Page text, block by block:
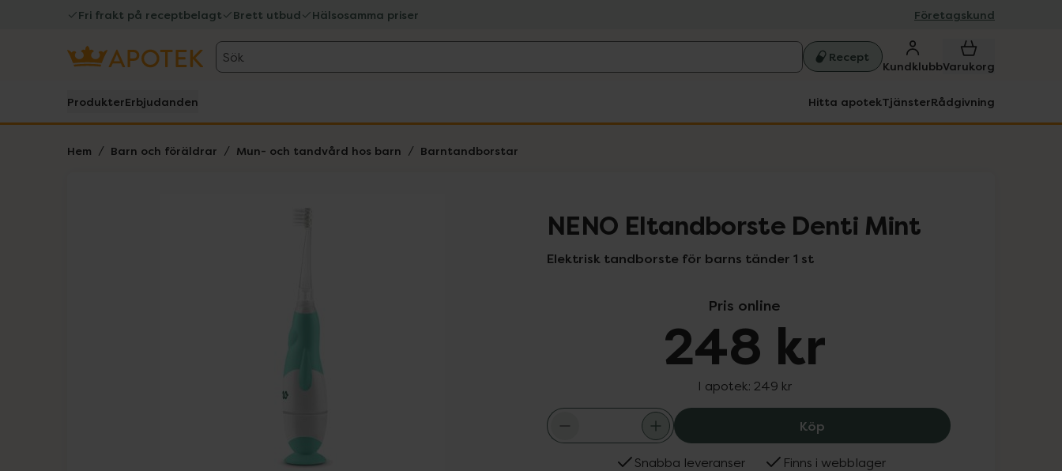
Fri frakt på receptbelagt Brett utbud Hälsosamma priser Företagskund
Sök Recept
KundklubbVarukorg
ProdukterErbjudanden Hitta apotekTjänsterRådgivning
Hem Barn och föräldrar Mun- och tandvård hos barn Barntandborstar
NENO Eltandborste Denti Mint
Elektrisk tandborste för barns tänder 1 st
Pris online
248 kr
I apotek: 249 kr
Köp NENO Eltandborste Denti Mint, 248
Snabba leveranser Finns i webblager